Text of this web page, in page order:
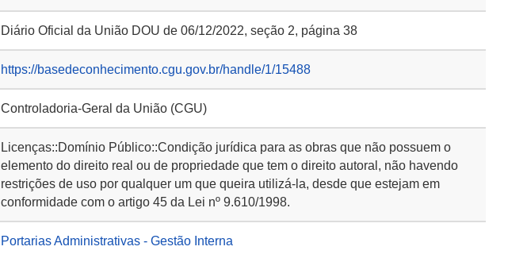
Diário Oficial da União DOU de 06/12/2022, seção 2, página 38
https://basedeconhecimento.cgu.gov.br/handle/1/15488
Controladoria-Geral da União (CGU)
Licenças::Domínio Público::Condição jurídica para as obras que não possuem o
elemento do direito real ou de propriedade que tem o direito autoral, não havendo
restrições de uso por qualquer um que queira utilizá-la, desde que estejam em
conformidade com o artigo 45 da Lei nº 9.610/1998.
Portarias Administrativas - Gestão Interna